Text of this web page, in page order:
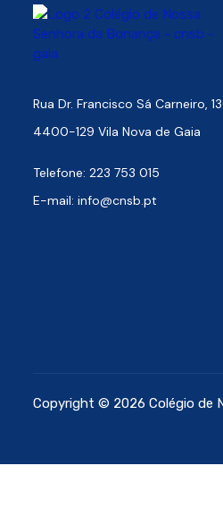
Rua Dr. Francisco Sá Carneiro,
4400-129 Vila Nova de Gaia
Telefone: 223 753 015
E-mail: info@cnsb.pt
Copyright © 2026 Colégio de